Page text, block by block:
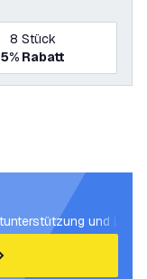
8 Stück
5% Rabatt
und